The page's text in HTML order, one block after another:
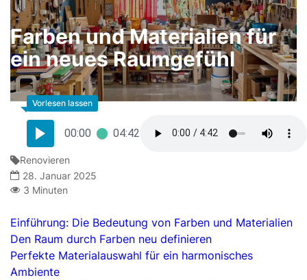
Farben und Materialien für
ein neues Raumgefühl
00:00 04:42
Renovieren
28. Januar 2025
3 Minuten
Einführung: Die Bedeutung von Farben und Materialien
Den Raum durch Farben neu definieren
Perfekte Materialauswahl für ein harmonisches
Ambiente